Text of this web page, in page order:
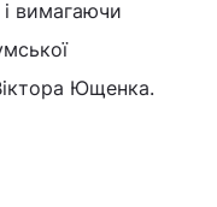
вимагаючи
Ющенка.